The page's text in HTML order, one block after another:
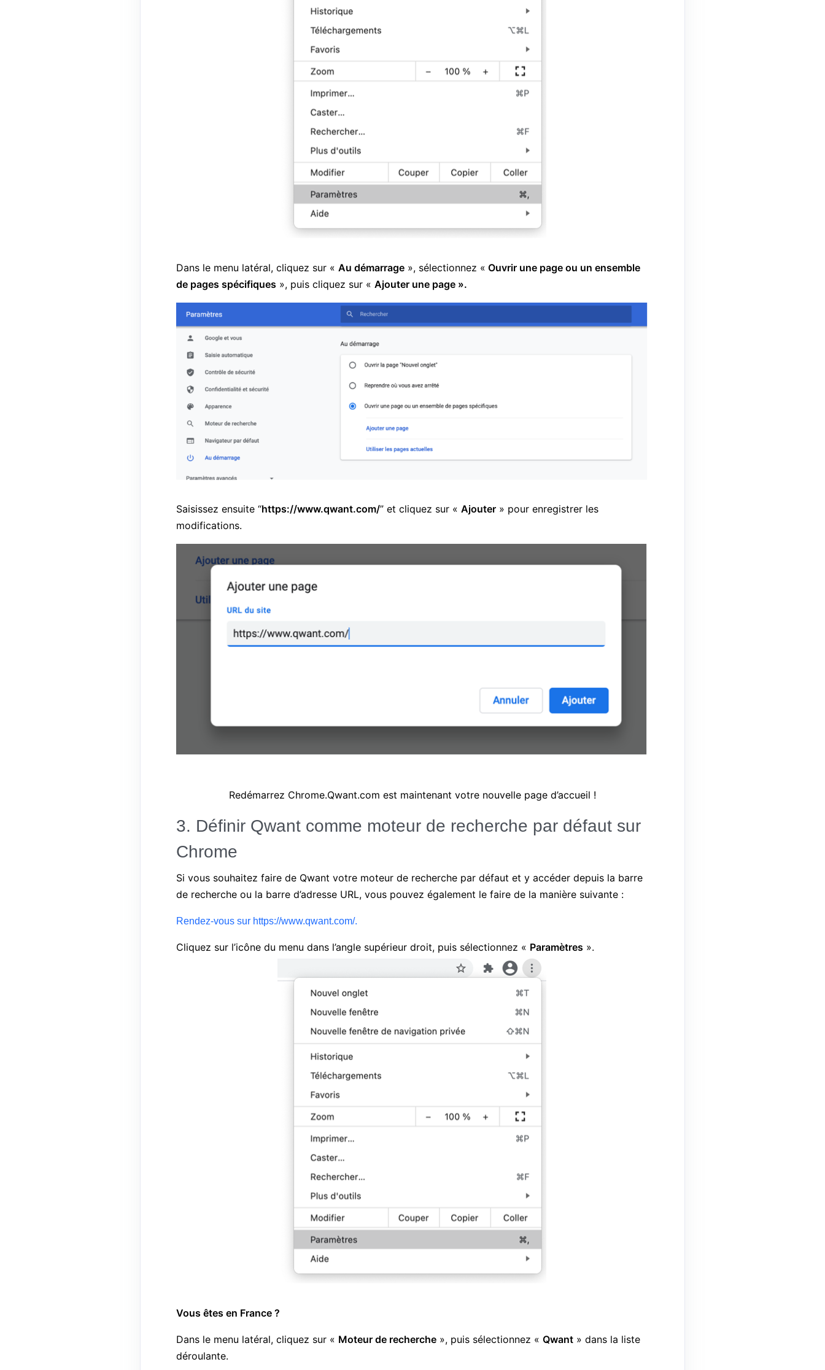
Dans le menu latéral, cliquez sur « Au démarrage », sélectionnez « Ouvrir une page ou un ensemble
de pages spécifiques », puis cliquez sur « Ajouter une page ».
Saisissez ensuite “https://www.qwant.com/” et cliquez sur « Ajouter » pour enregistrer les
modifications.
Redémarrez Chrome.Qwant.com est maintenant votre nouvelle page d’accueil !
3. Définir Qwant comme moteur de recherche par défaut sur
Chrome
Si vous souhaitez faire de Qwant votre moteur de recherche par défaut et y accéder depuis la barre
de recherche ou la barre d’adresse URL, vous pouvez également le faire de la manière suivante :
Rendez-vous sur https://www.qwant.com/.
Cliquez sur l’icône du menu dans l’angle supérieur droit, puis sélectionnez « Paramètres ».
Vous êtes en France ?
Dans le menu latéral, cliquez sur « Moteur de recherche », puis sélectionnez « Qwant » dans la liste
déroulante.